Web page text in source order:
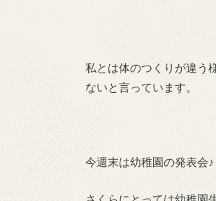
私とは体のつくりが違う
ないと言っています。
今週末は幼稚園の発表会♪